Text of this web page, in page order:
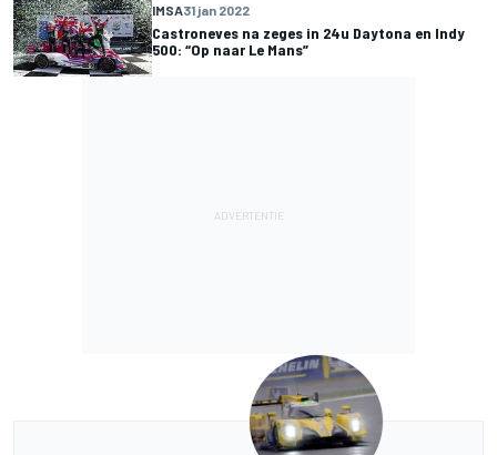
IMSA31 jan 2022
Castroneves na zeges in 24u Daytona en Indy
500: “Op naar Le Mans”